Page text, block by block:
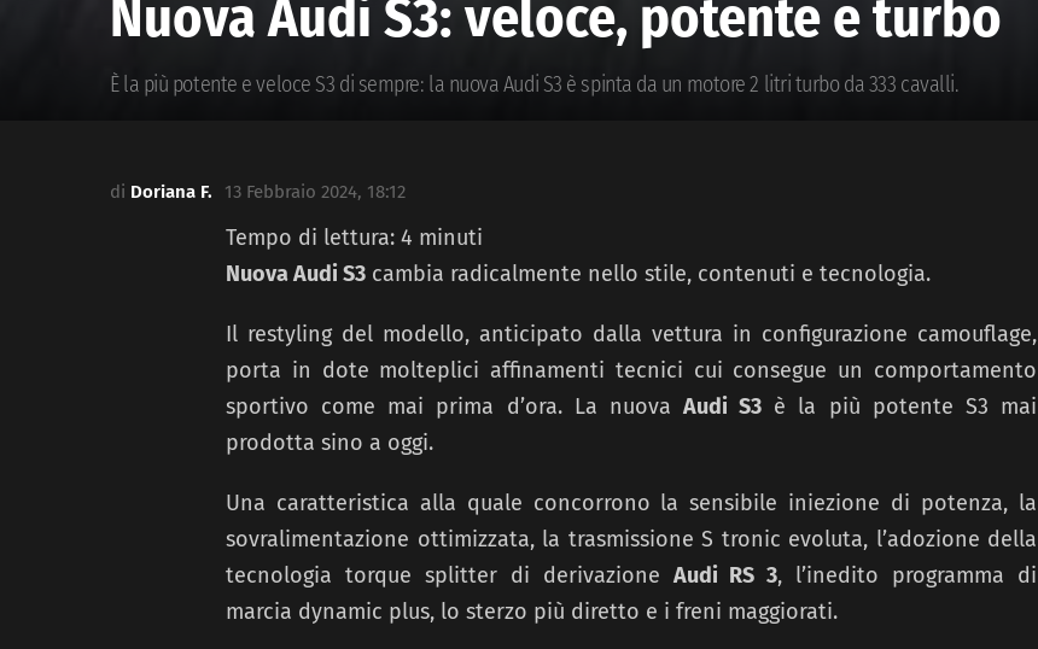
Nuova Audi S3: veloce, potente e turbo
È la più potente e veloce S3 di sempre: la nuova Audi S3 è spinta da un motore 2 litri turbo da 333 cavalli.
di Doriana F. 13 Febbraio 2024, 18:12
Tempo di lettura: 4 minuti
Nuova Audi S3 cambia radicalmente nello stile, contenuti e tecnologia.
Il restyling del modello, anticipato dalla vettura in configurazione camouflage,
porta in dote molteplici affinamenti tecnici cui consegue un comportamento
sportivo come mai prima d’ora. La nuova Audi S3 è la più potente S3 mai
prodotta sino a oggi.
Una caratteristica alla quale concorrono la sensibile iniezione di potenza, la
sovralimentazione ottimizzata, la trasmissione S tronic evoluta, l’adozione della
tecnologia torque splitter di derivazione Audi RS 3, l’inedito programma di
marcia dynamic plus, lo sterzo più diretto e i freni maggiorati.